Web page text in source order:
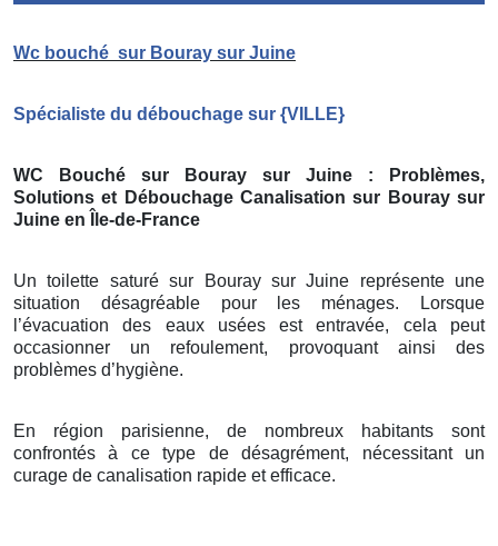
Wc bouché sur Bouray sur Juine
Spécialiste du débouchage sur {VILLE}
WC Bouché sur Bouray sur Juine
: Problèmes,
Solutions et Débouchage Canalisation sur Bouray sur
Juine en Île-de-France
Un toilette saturé sur Bouray sur Juine représente une
situation désagréable pour les ménages. Lorsque
l’évacuation des eaux usées est entravée, cela peut
occasionner un refoulement, provoquant ainsi des
problèmes d’hygiène.
En région parisienne, de nombreux habitants sont
confrontés à ce type de désagrément, nécessitant un
curage de canalisation rapide et efficace.